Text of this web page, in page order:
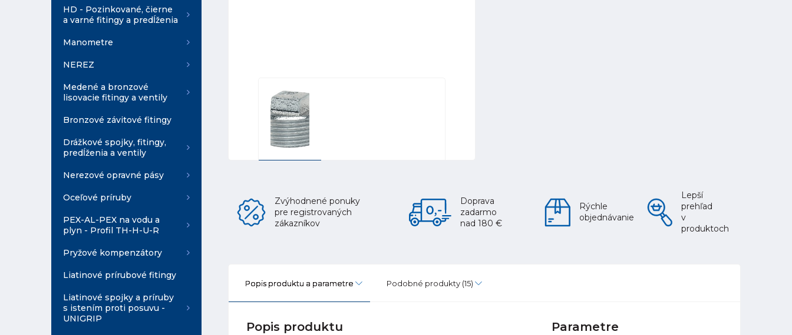
HD - Pozinkované, čierne
a varné fitingy a predĺženia
Manometre
NEREZ
Medené a bronzové
lisovacie fitingy a ventily
Bronzové závitové fitingy
Drážkové spojky, fitingy,
predĺženia a ventily
Nerezové opravné pásy
Oceľové príruby
PEX-AL-PEX na vodu a
plyn - Profil TH-H-U-R
Pryžové kompenzátory
Liatinové prírubové fitingy
Liatinové spojky a príruby
s istením proti posuvu -
UNIGRIP
Zvýhodnené ponuky
pre registrovaných
zákazníkov
Doprava
zadarmo
nad 180 €
Rýchle
objednávanie
Lepší
prehľad
v
produktoch
Popis produktu a parametre Podobné produkty (15)
Popis produktu Parametre